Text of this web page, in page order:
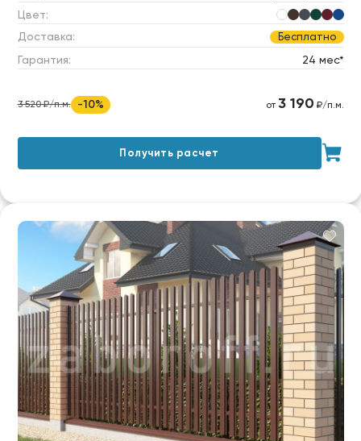
Цвет:
Доставка:
Бесплатно
Гарантия: 24 мес*
3 520 ₽/п.м. -10% от 3 190 ₽/п.м.
Получить расчет